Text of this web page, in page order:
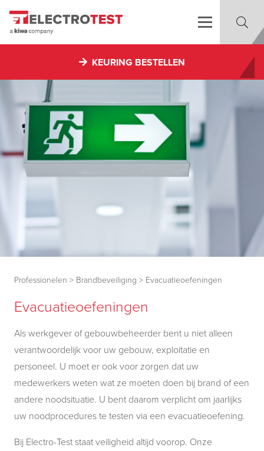
KEURING BESTELLEN
Professionelen > Brandbeveiliging > Evacuatieoefeningen
Evacuatieoefeningen
Als werkgever of gebouwbeheerder bent u niet alleen
verantwoordelijk voor uw gebouw, exploitatie en
personeel. U moet er ook voor zorgen dat uw
medewerkers weten wat ze moeten doen bij brand of een
andere noodsituatie. U bent daarom verplicht om jaarlijks
uw noodprocedures te testen via een evacuatieoefening.
Bij Electro-Test staat veiligheid altijd voorop. Onze